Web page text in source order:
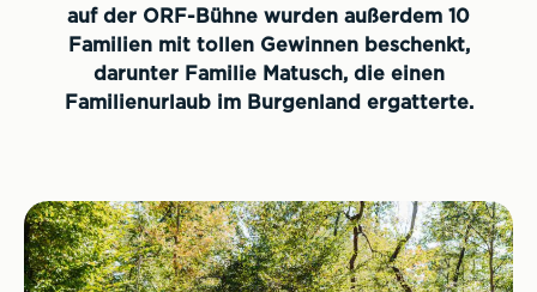
auf der ORF-Bühne wurden außerdem 10
Familien mit tollen Gewinnen beschenkt,
darunter Familie Matusch, die einen
Familienurlaub im Burgenland ergatterte.